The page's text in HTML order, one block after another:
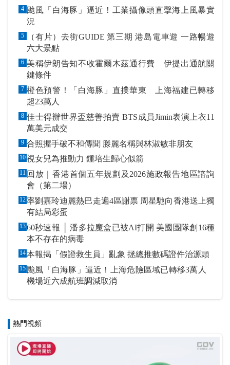
4 颱風「白海豚」逼近！工業攝像頭直擊海上風暴實
況
5
（有片）去街GUIDE 第三期 港島電車遊 一路暢遊
六大景點
6 美稱伊朗告知不收霍爾木茲通行費 伊提出通航關
鍵條件
7 橙色預警！「白海豚」直撲華東 上海福建已轉移
超23萬人
8 佳士得辦世界盃慈善拍賣 BTS成員Jimin表演上衣11
萬美元成交
9 合照握手破不和傳聞 滕麗名稱與林淑敏非朋友
10 視女兒為推動力 鍾培生歸心似箭
11 回放｜香港首個五年規劃及2026施政報告地區諮詢
會（第二場）
12率劉嘉玲迪麗熱巴走遍4區謝票 周星馳向香港送上獨
有結局彩蛋
1360秒速報 │ 潘多拉魔盒已被AI打開 美國團隊創16種
本不存在的病毒
14 本報揭「假證救生員」亂象 拯總推數碼證件治源頭
15 颱風「白海豚」逼近！上海危險區域已轉移3萬人
機場近六成航班調減取消
熱門視頻